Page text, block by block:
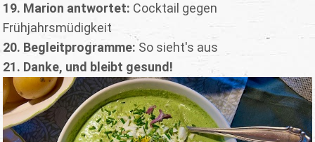
19. Marion antwortet: Cocktail gegen
Frühjahrsmüdigkeit
20. Begleitprogramme: So sieht's aus
21. Danke, und bleibt gesund!